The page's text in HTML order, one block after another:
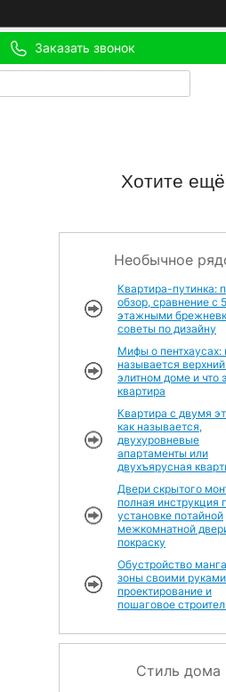
Заказать звонок
Хотите
Необычное
Квартира-путинка:
обзор, сравнение с
этажными
советы по дизайну
Мифы о пентхаусах:
называется
элитном доме и что
квартира
Квартира с двумя
как называется,
двухуровневые
апартаменты или
двухъярусная
Двери скрытого
полная инструкция
установке потайной
межкомнатной
покраску
Обустройство
зоны своими
проектирование и
пошаговое
Стиль дома